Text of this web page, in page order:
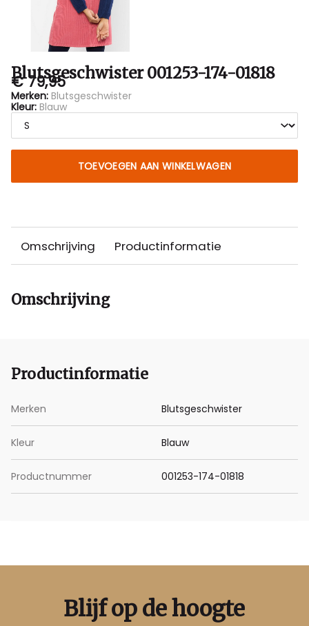
Blutsgeschwister 001253-174-01818
€ 79,95
Merken: Blutsgeschwister
Kleur: Blauw
TOEVOEGEN AAN WINKELWAGEN
Omschrijving Productinformatie
Omschrijving
Productinformatie
Merken Blutsgeschwister
Kleur Blauw
Productnummer 001253-174-01818
Blijf op de hoogte